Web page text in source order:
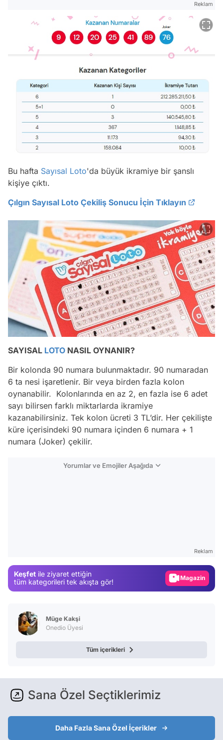
Reklam
Bu hafta Sayısal Loto'da büyük ikramiye bir şanslı
kişiye çıktı.
Çılgın Sayısal Loto Çekiliş Sonucu İçin Tıklayın
SAYISAL LOTO NASIL OYNANIR?
Bir kolonda 90 numara bulunmaktadır. 90 numaradan
6 ta nesi işaretlenir. Bir veya birden fazla kolon
oynanabilir. Kolonlarında en az 2, en fazla ise 6 adet
sayı bilirsen farklı miktarlarda ikramiye
kazanabilirsiniz. Tek kolon ücreti 3 TL’dir. Her çekilişte
küre içerisindeki 90 numara içinden 6 numara + 1
numara (Joker) çekilir.
Yorumlar ve Emojiler Aşağıda
Reklam
Keşfet ile ziyaret ettiğin
tüm kategorileri tek akışta gör!
Magazin
Müge Kakşi
Onedio Üyesi
Tüm içerikleri
Sana Özel Seçtiklerimiz
Daha Fazla Sana Özel İçerikler